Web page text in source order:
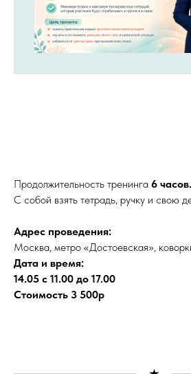
Продолжительность тренинга 6 часов.
С собой взять тетрадь, ручку и свою
Адрес проведения:
Москва, метро «Достоевская»,
Дата и время:
14.05 с 11.00 до 17.00
Стоимость 3 500р